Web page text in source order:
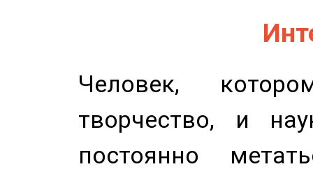
Человек,
творчество, и
постоянно